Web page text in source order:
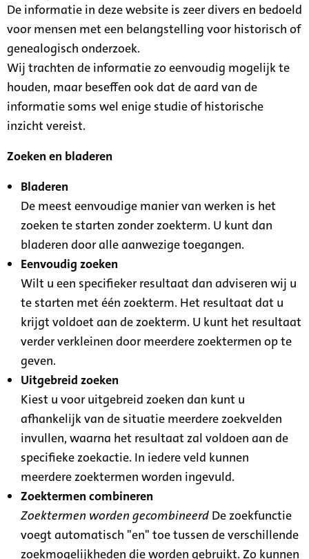
De informatie in deze website is zeer divers en bedoeld
voor mensen met een belangstelling voor historisch of
genealogisch onderzoek.
Wij trachten de informatie zo eenvoudig mogelijk te
houden, maar beseffen ook dat de aard van de
informatie soms wel enige studie of historische
inzicht vereist.
Zoeken en bladeren
Bladeren
De meest eenvoudige manier van werken is het
zoeken te starten zonder zoekterm. U kunt dan
bladeren door alle aanwezige toegangen.
Eenvoudig zoeken
Wilt u een specifieker resultaat dan adviseren wij u
te starten met één zoekterm. Het resultaat dat u
krijgt voldoet aan de zoekterm. U kunt het resultaat
verder verkleinen door meerdere zoektermen op te
geven.
Uitgebreid zoeken
Kiest u voor uitgebreid zoeken dan kunt u
afhankelijk van de situatie meerdere zoekvelden
invullen, waarna het resultaat zal voldoen aan de
specifieke zoekactie. In iedere veld kunnen
meerdere zoektermen worden ingevuld.
Zoektermen combineren
Zoektermen worden gecombineerd De zoekfunctie
voegt automatisch "en" toe tussen de verschillende
zoekmogelijkheden die worden gebruikt. Zo kunnen